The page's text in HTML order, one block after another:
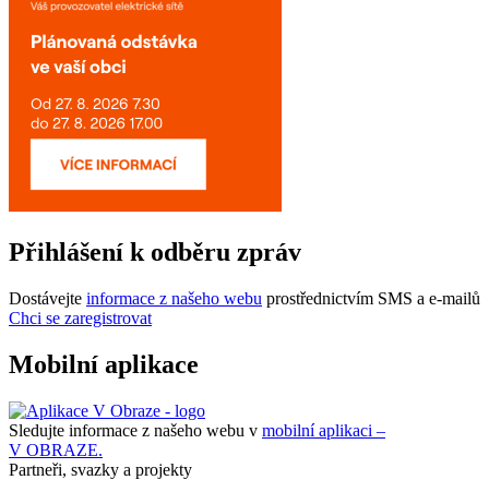
Přihlášení k odběru zpráv
Dostávejte informace z našeho webu prostřednictvím SMS a e-mailů
Chci se zaregistrovat
Mobilní aplikace
Sledujte informace z našeho webu v mobilní aplikaci –
V OBRAZE.
Partneři, svazky a projekty